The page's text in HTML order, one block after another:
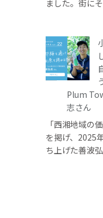
ました。街に
Plum
志さん
「西湘地域の
を掲げ、2025
ち上げた善波